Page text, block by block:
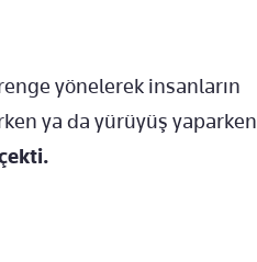
yönelerek insanların
ya da yürüyüş yaparken